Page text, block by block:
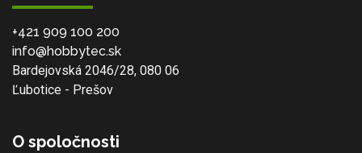
+421 909 100 200
info@hobbytec.sk
Bardejovská 2046/28, 080 06
Ľubotice - Prešov
O spoločnosti